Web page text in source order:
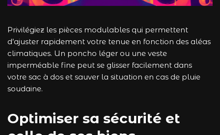
Privilégiez les pièces modulables qui permettent
d’ajuster rapidement votre tenue en fonction des aléas
climatiques. Un poncho léger ou une veste
imperméable fine peut se glisser facilement dans
votre sac à dos et sauver la situation en cas de pluie
soudaine.
Optimiser sa sécurité et